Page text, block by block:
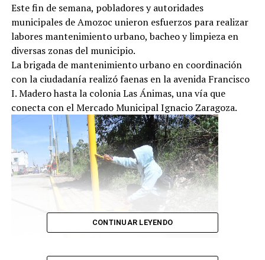
Este fin de semana, pobladores y autoridades
municipales de Amozoc unieron esfuerzos para realizar
labores mantenimiento urbano, bacheo y limpieza en
diversas zonas del municipio.
La brigada de mantenimiento urbano en coordinación
con la ciudadanía realizó faenas en la avenida Francisco
I. Madero hasta la colonia Las Ánimas, una vía que
conecta con el Mercado Municipal Ignacio Zaragoza.
CONTINUAR LEYENDO